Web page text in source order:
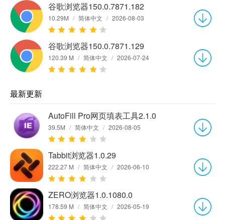
谷歌浏览器150.0.7871.182
10.29M / 简体中文 / 2026-08-03
谷歌浏览器150.0.7871.129
120.39 M / 简体中文 / 2026-07-24
最新更新
AutoFill Pro网页填表工具2.1.0
39.5M / 简体中文 / 2026-08-05
Tabbit浏览器1.0.29
222.27 M / 简体中文 / 2026-06-10
ZERO浏览器1.0.1080.0
178.59 M / 简体中文 / 2026-05-19